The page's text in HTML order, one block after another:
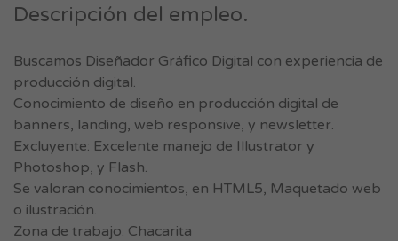
Descripción del empleo.
Buscamos Diseñador Gráfico Digital con experiencia de
producción digital.
Conocimiento de diseño en producción digital de
banners, landing, web responsive, y newsletter.
Excluyente: Excelente manejo de Illustrator y
Photoshop, y Flash.
Se valoran conocimientos, en HTML5, Maquetado web
o ilustración.
Zona de trabajo: Chacarita